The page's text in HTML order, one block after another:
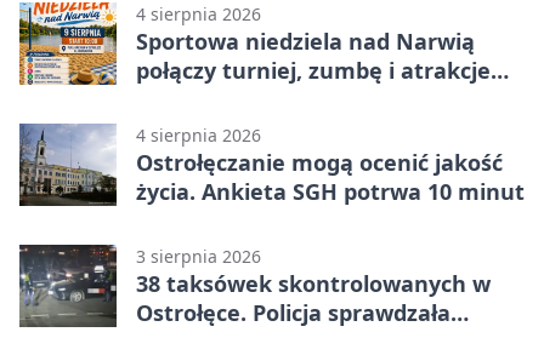
4 sierpnia 2026
Sportowa niedziela nad Narwią
połączy turniej, zumbę i atrakcje
4 sierpnia 2026
Ostrołęczanie mogą ocenić jakość
życia. Ankieta SGH potrwa 10 minut
3 sierpnia 2026
38 taksówek skontrolowanych w
Ostrołęce. Policja sprawdzała